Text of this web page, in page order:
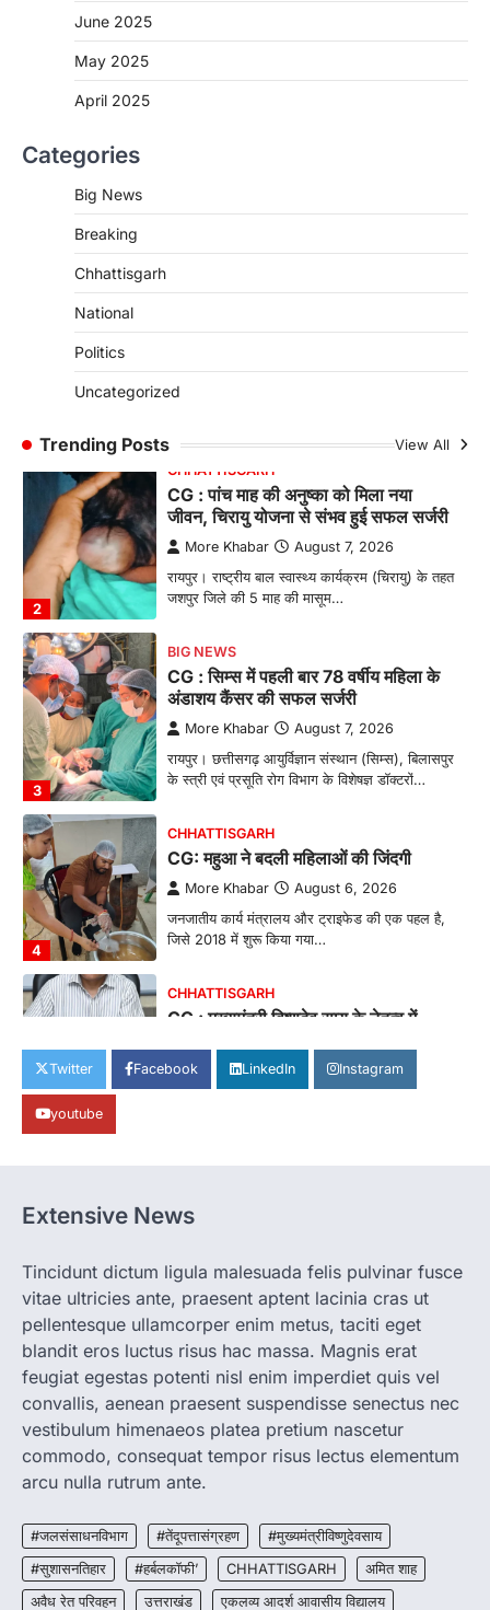
June 2025
May 2025
April 2025
Categories
Big News
Breaking
Chhattisgarh
National
Politics
Uncategorized
Trending Posts View All
जनजातीय कार्य मंत्रालय और ट्राइफेड की एक पहल है,
CHHATTISGARH
छत्तीसगढ़ को बड़ी उपलब्धि
रायपुर। मुख्यमंत्री विष्णुदेव साय के नेतृत्व में स्वच्छ ऊर्जा,
2
CHHATTISGARH
CG : पांच माह की अनुष्का को मिला नया
जीवन, चिरायु योजना से संभव हुई सफल सर्जरी
More Khabar August 7, 2026
रायपुर। राष्ट्रीय बाल स्वास्थ्य कार्यक्रम (चिरायु) के तहत
जशपुर जिले की 5 माह की मासूम…
3
BIG NEWS
CG : सिम्स में पहली बार 78 वर्षीय महिला के
अंडाशय कैंसर की सफल सर्जरी
More Khabar August 7, 2026
रायपुर। छत्तीसगढ़ आयुर्विज्ञान संस्थान (सिम्स), बिलासपुर
के स्त्री एवं प्रसूति रोग विभाग के विशेषज्ञ डॉक्टरों…
4
CHHATTISGARH
CG: महुआ ने बदली महिलाओं की जिंदगी
More Khabar August 6, 2026
जनजातीय कार्य मंत्रालय और ट्राइफेड की एक पहल है,
जिसे 2018 में शुरू किया गया…
1
CHHATTISGARH
CG : मुख्यमंत्री विष्णुदेव साय के नेतृत्व में
More Khabar August 7, 2026
जीवन, चिरायु योजना से संभव हुई सफल सर्जरी
रायपुर। राष्ट्रीय बाल स्वास्थ्य कार्यक्रम (चिरायु) के तहत
जशपुर जिले की 5 माह की मासूम…
BIG NEWS
CG : सिम्स में पहली बार 78 वर्षीय महिला के
अंडाशय कैंसर की सफल सर्जरी
More Khabar August 7, 2026
रायपुर। छत्तीसगढ़ आयुर्विज्ञान संस्थान (सिम्स), बिलासपुर
के स्त्री एवं प्रसूति रोग विभाग के विशेषज्ञ डॉक्टरों…
CHHATTISGARH
CG: महुआ ने बदली महिलाओं की जिंदगी
More Khabar August 6, 2026
Twitter Facebook LinkedIn Instagram
youtube
Extensive News
Tincidunt dictum ligula malesuada felis pulvinar fusce
vitae ultricies ante, praesent aptent lacinia cras ut
pellentesque ullamcorper enim metus, taciti eget
blandit eros luctus risus hac massa. Magnis erat
feugiat egestas potenti nisl enim imperdiet quis vel
convallis, aenean praesent suspendisse senectus nec
vestibulum himenaeos platea pretium nascetur
commodo, consequat tempor risus lectus elementum
arcu nulla rutrum ante.
#जलसंसाधनविभाग #तेंदूपत्तासंग्रहण
#मुख्यमंत्रीविष्णुदेवसाय
#सुशासनतिहार
#हर्बलकॉफी’ CHHATTISGARH
अमित शाह
अवैध रेत परिवहन
उत्तराखंड एकलव्य आदर्श आवासीय विद्यालय